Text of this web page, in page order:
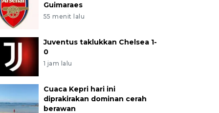
Guimaraes
55 menit lalu
Juventus taklukkan Chelsea 1-
0
1 jam lalu
Cuaca Kepri hari ini
diprakirakan dominan cerah
berawan